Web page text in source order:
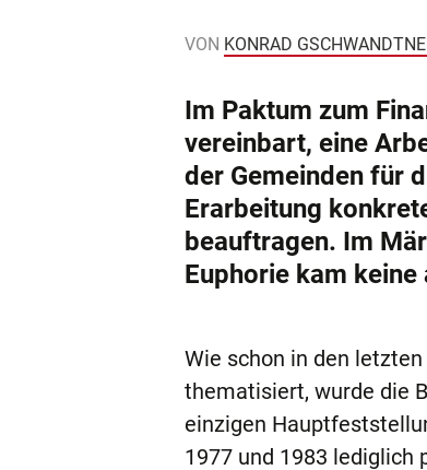
VON KONRAD
Im Paktum zum
vereinbart, eine
der Gemeinden für
Erarbeitung
beauftragen. Im
Euphorie kam keine
Wie schon in den
thematisiert, wurde die
einzigen
1977 und 1983 lediglich